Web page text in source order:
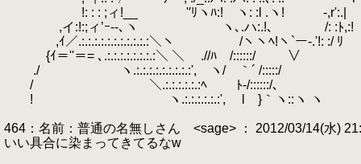
!: : : ;ィ!__ '′ﾘヽﾊ:! ヽ: :l .ヽ! -,r':.|
,イ:!:;ィ’ｰ--､ヽ ヽ､.ハ:.!､ /: :ﾄ,:!
,ｲ／.:.:.:.:.:.:.:.:.:.:.:＼ヽ /ヽヽﾍ!ヽ`ー-.'!: :/ ﾘ
{ｲ＝''＝= ､.:.:.:.:.:.:.:.:＼ ＼ .//ﾊ /::::::/ ∨
./ ヽ.:.:.:.:.:.:.:.:.:', ヽ/ ｀´ /:::::/
/ ＼.:.:.:.:.:.:ﾍ ﾄ-/::::::/､
! ヽ.:.:.:.:.:.:', l }｀ヽ::ヽ ヽ
464：名前：普通の名無しさん <sage> ： 2012/03/14(水)
いい具合に染まってきてるなw